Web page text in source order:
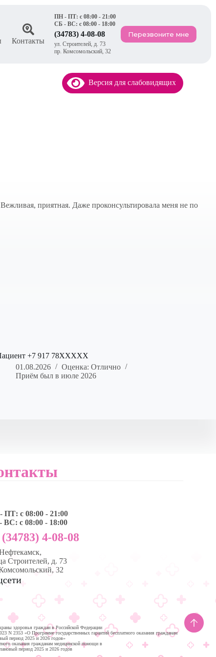
Контакты
ПН - ПТ: с 08:00 - 21:00
СБ - ВС: с 08:00 - 18:00
(34783) 4-08-08
ул. Строителей, д. 73
пр. Комсомольский, 32
Перезвоните мне
Версия для слабовидящих
приятная. Даже проконсультировала меня не по
+7 917 78XXXXX
01.08.2026
Оценка: Отлично
Приём был в июле 2026
ПТ: с 08:00 - 21:00
ВС: с 08:00 - 18:00
4-08-08
Строителей, д. 73
32
здоровья граждан в Российской Федерации
N 2353 «О Программе государственных гарантий бесплатного оказания гражданам
период 2025 и 2026 годов»
оказания гражданам медицинской помощи в
период 2025 и 2026 годов